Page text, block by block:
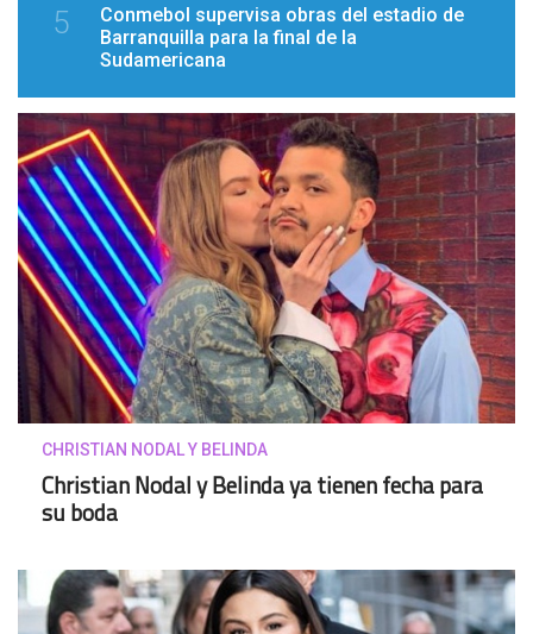
5
Conmebol supervisa obras del estadio de
Barranquilla para la final de la
Sudamericana
CHRISTIAN NODAL Y BELINDA
Christian Nodal y Belinda ya tienen fecha para
su boda